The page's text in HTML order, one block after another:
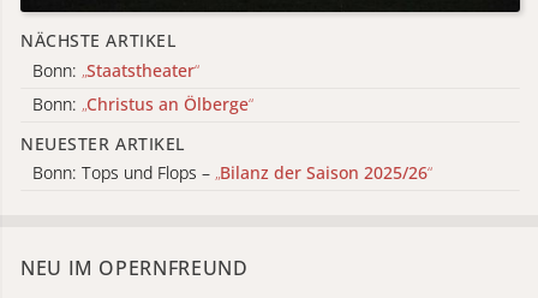
NÄCHSTE ARTIKEL
Bonn: „Staatstheater“
Bonn: „Christus an Ölberge“
NEUESTER ARTIKEL
Bonn: Tops und Flops – „Bilanz der Saison 2025/26“
NEU IM OPERNFREUND